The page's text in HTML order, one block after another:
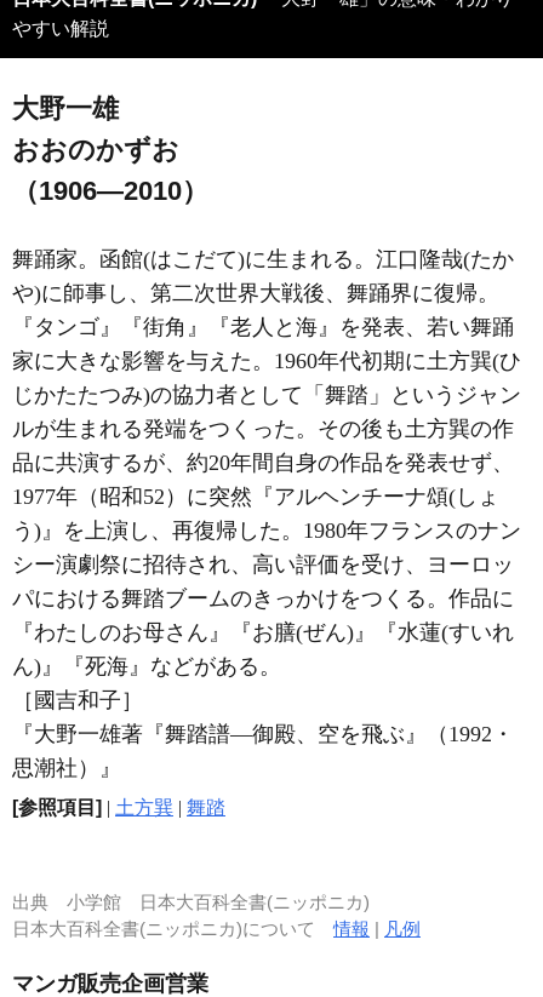
やすい解説
大野一雄
おおのかずお
（1906―2010）
舞踊家。函館(はこだて)に生まれる。江口隆哉(たか
や)に師事し、第二次世界大戦後、舞踊界に復帰。
『タンゴ』『街角』『老人と海』を発表、若い舞踊
家に大きな影響を与えた。1960年代初期に土方巽(ひ
じかたたつみ)の協力者として「舞踏」というジャン
ルが生まれる発端をつくった。その後も土方巽の作
品に共演するが、約20年間自身の作品を発表せず、
1977年（昭和52）に突然『アルヘンチーナ頌(しょ
う)』を上演し、再復帰した。1980年フランスのナン
シー演劇祭に招待され、高い評価を受け、ヨーロッ
パにおける舞踏ブームのきっかけをつくる。作品に
『わたしのお母さん』『お膳(ぜん)』『水蓮(すいれ
ん)』『死海』などがある。
［國吉和子］
『大野一雄著『舞踏譜―御殿、空を飛ぶ』（1992・
思潮社）』
[参照項目] | 土方巽 | 舞踏
出典 小学館 日本大百科全書(ニッポニカ)
日本大百科全書(ニッポニカ)について情報 | 凡例
マンガ販売企画営業